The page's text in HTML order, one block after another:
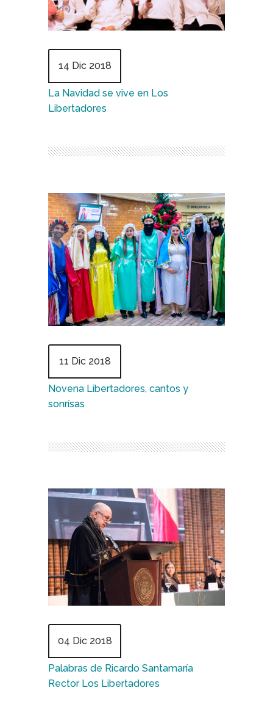
14 Dic 2018
La Navidad se vive en Los
Libertadores
11 Dic 2018
Novena Libertadores, cantos y
sonrísas
04 Dic 2018
Palabras de Ricardo Santamaría
Rector Los Libertadores